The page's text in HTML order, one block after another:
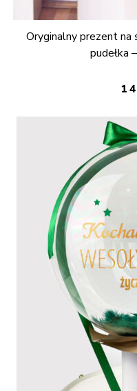
Oryginalny prezent na
pudełka